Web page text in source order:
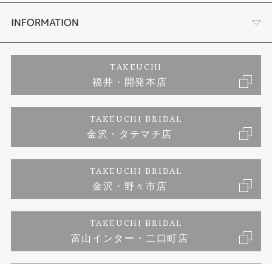
セットリング
エタニティリング
婚約ネックレス
ダイヤモンドカッターブランド
アフターメンテナンス
富山指輪工房｜手作りペアリング
富山指輪工房｜手作り結婚指輪 and 婚約指輪
富山指輪工房｜手作り婚約指輪プロポーズプラン
店舗情報
お問い合わせ
INFORMATION
プライバシーポリシー
TAKEUCHI
福井・開発本店
TAKEUCHI BRIDAL
金沢・タテマチ店
TAKEUCHI BRIDAL
金沢・野々市店
TAKEUCHI BRIDAL
富山インター・二口町店